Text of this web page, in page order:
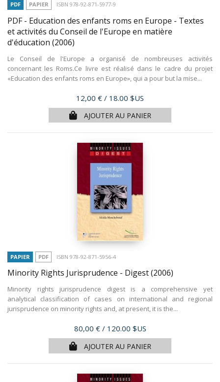
PDF PAPIER ISBN 978-92-871-5977-9
PDF - Education des enfants roms en Europe - Textes
et activités du Conseil de l'Europe en matière
d'éducation (2006)
Le Conseil de l'Europe a organisé de nombreuses activités
concernant les Roms.Ce livre est réalisé dans le cadre du projet
«Education des enfants roms en Europe», qui a pour but la mise...
Prix
12,00 € / 18.00 $US
AJOUTER AU PANIER
PAPIER PDF ISBN 978-92-871-5956-4
Minority Rights Jurisprudence - Digest(2006)
Minority rights jurisprudence digest is a comprehensive yet
analytical classification of cases on international and regional
jurisprudence on minority rights and, at present, it is the...
Prix
80,00 € / 120.00 $US
AJOUTER AU PANIER